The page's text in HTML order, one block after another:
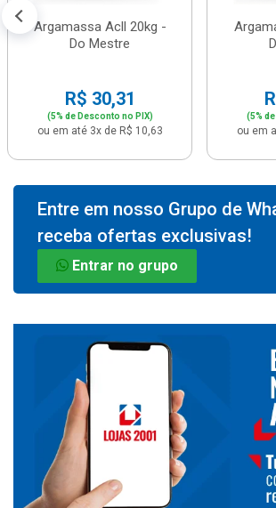
Argamassa Acll 20kg -
Do Mestre
R$ 30,31
(5% de Desconto no PIX)
ou em até 3x de R$ 10,63
(5%
ou em
Entre em nosso Grupo de
receba ofertas exclusivas!
Entrar no grupo